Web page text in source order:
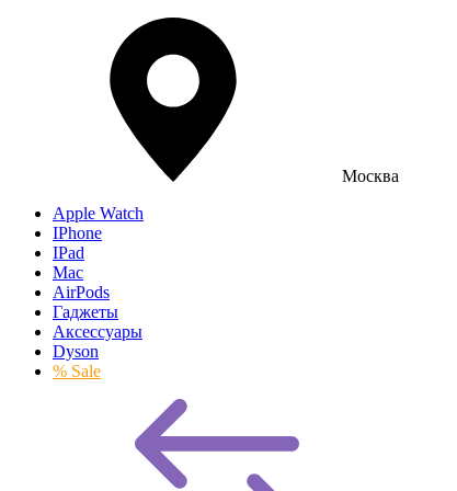
Москва
Apple Watch
IPhone
IPad
Mac
AirPods
Гаджеты
Аксессуары
Dyson
% Sale